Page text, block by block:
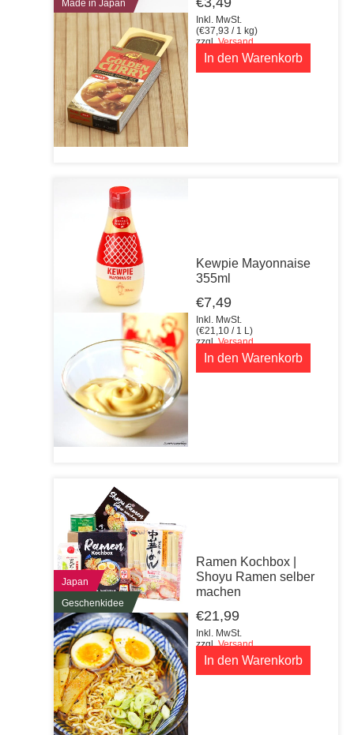
Made in Japan
Inkl. MwSt.
(€37,93 / 1 kg)
zzgl.Versand
In den Warenkorb
Kewpie Mayonnaise
355ml
€7,49
Inkl. MwSt.
(€21,10 / 1 L)
zzgl.Versand
In den Warenkorb
Japan
Geschenkidee
Ramen Kochbox |
Shoyu Ramen selber
machen
€21,99
Inkl. MwSt.
zzgl.Versand
In den Warenkorb